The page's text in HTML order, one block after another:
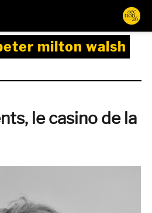
milton walsh
le casino de la